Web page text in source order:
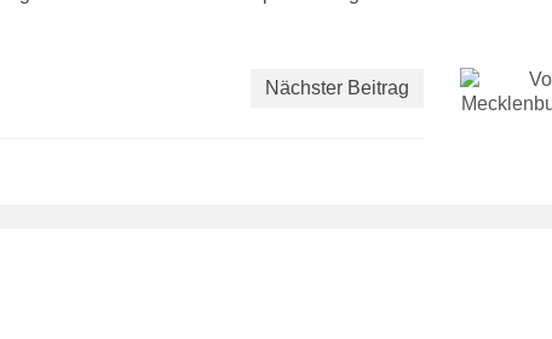
Nächster Beitrag